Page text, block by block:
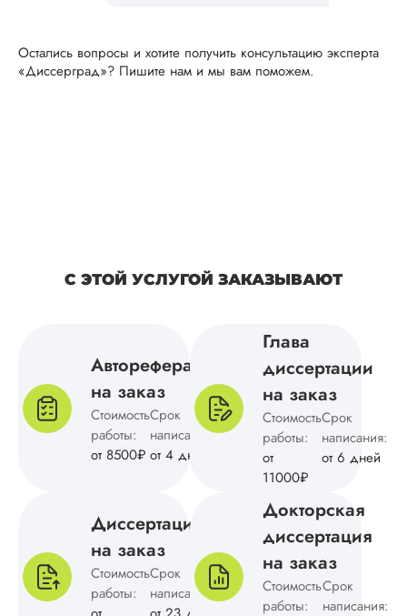
Остались вопросы и хотите получить консультацию эксперта
«Диссерград»? Пишите нам и мы вам поможем.
С ЭТОЙ УСЛУГОЙ ЗАКАЗЫВАЮТ
Автореферат
на заказ
Стоимость
работы:
от 8500₽
Срок
написания:
от 4 дней
Глава
диссертации
на заказ
Стоимость
работы:
от
11000₽
Срок
написания:
от 6 дней
Диссертация
на заказ
Стоимость
работы:
Срок
написания:
Докторская
диссертация
на заказ
Стоимость
работы:
Срок
написания:
Дата: 2025-01-10
написание и
оформление,
клиентам хорошее,
стараются под...
Читать полный
Анна
Вид работы:
Кандидатская
диссертация
Дата: 2024-11-03